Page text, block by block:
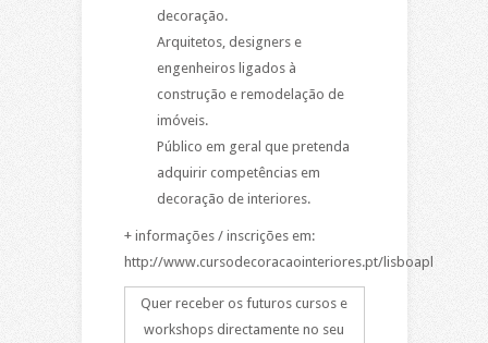
decoração.
Arquitetos, designers e
engenheiros ligados à
construção e remodelação de
imóveis.
Público em geral que pretenda
adquirir competências em
decoração de interiores.
+ informações / inscrições em:
http://www.cursodecoracaointeriores.pt/lisboapl
Quer receber os futuros cursos e
workshops directamente no seu